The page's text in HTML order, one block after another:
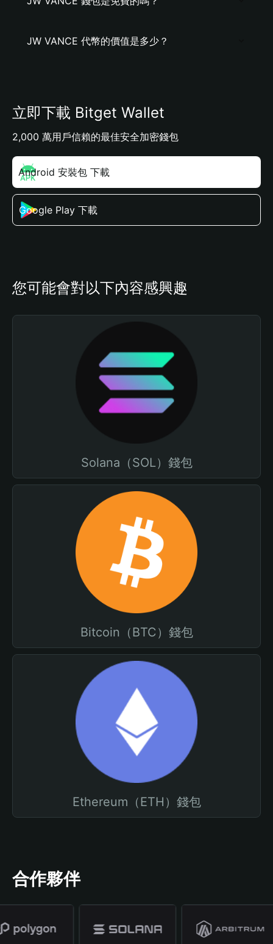
JW VANCE 代幣的價值是多少？
立即下載 Bitget Wallet
2,000 萬用戶信賴的最佳安全加密錢包
Android 安裝包 下載
Google Play 下載
您可能會對以下內容感興趣
Solana（SOL）錢包
Bitcoin（BTC）錢包
Ethereum（ETH）錢包
合作夥伴